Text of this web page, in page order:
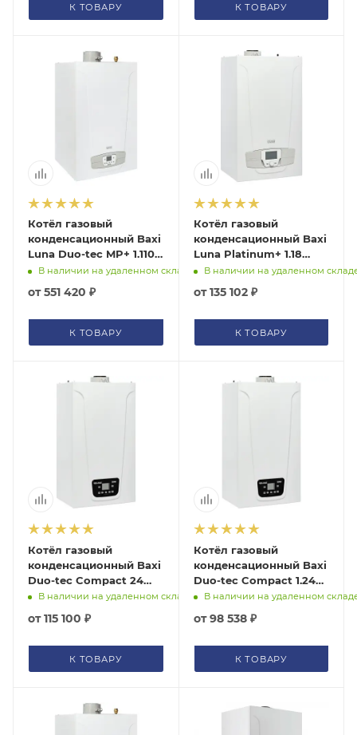
К ТОВАРУ К ТОВАРУ
Котёл газовый
конденсационный Baxi
Luna Duo-tec MP+ 1.110
7221296
В наличии на удаленном складе
от551 420 ₽
К ТОВАРУ
Котёл газовый
конденсационный Baxi
Luna Platinum+ 1.18
7219689--
В наличии на удаленном
от135 102 ₽
К ТОВАРУ
Котёл газовый
конденсационный Baxi
Duo-tec Compact 24
кВт A7722038
В наличии на удаленном складе
от115 100 ₽
К ТОВАРУ
Котёл газовый
конденсационный Baxi
Duo-tec Compact 1.24
A7722037
В наличии на удаленном
от98 538 ₽
К ТОВАРУ